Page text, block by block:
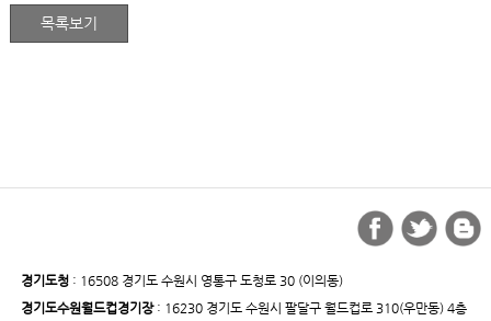
경기도청: 16508 경기도 수원시 영통구 도청로 30 (이의동)
경기도수원월드컵경기장: 16230 경기도 수원시 팔달구 월드컵로 310(우만동) 4층